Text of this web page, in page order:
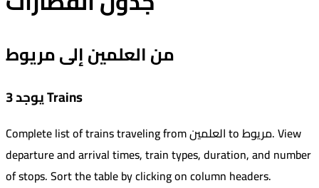
من العلمين إلى مريوط
يوجد 3 Trains
Complete list of trains traveling fromالعلمينtoمريوط.View
departure and arrival times, train types, duration, and number
of stops. Sort the table by clicking on column headers.